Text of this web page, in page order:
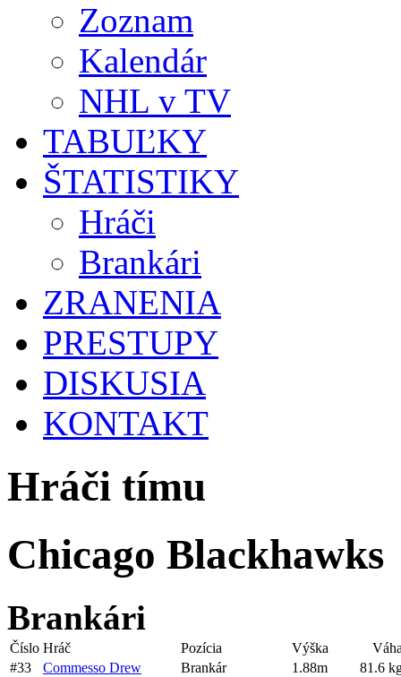
Zoznam
Kalendár
NHL v TV
TABUĽKY
ŠTATISTIKY
Hráči
Brankári
ZRANENIA
PRESTUPY
DISKUSIA
KONTAKT
Hráči tímu
Chicago Blackhawks
Brankári
Číslo Hráč Pozícia Výška
#33
Commesso Drew Brankár 1.88m
81.6